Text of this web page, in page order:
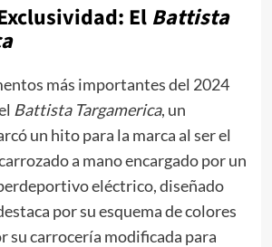
El Battista
más importantes del 2024
Battista Targamerica, un
un hito para la marca al ser el
a mano encargado por un
eléctrico, diseñado
por su esquema de colores
su carrocería modificada para